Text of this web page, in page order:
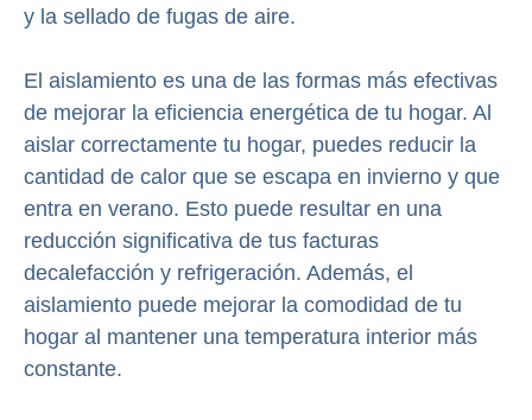
y la sellado de fugas de aire.
El aislamiento es una de las formas más efectivas
de mejorar la eficiencia energética de tu hogar. Al
aislar correctamente tu hogar, puedes reducir la
cantidad de calor que se escapa en invierno y que
entra en verano. Esto puede resultar en una
reducción significativa de tus facturas
decalefacción y refrigeración. Además, el
aislamiento puede mejorar la comodidad de tu
hogar al mantener una temperatura interior más
constante.